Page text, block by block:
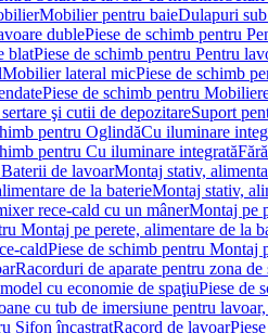
Mobilier pentru baieDulapuri
dublePiese de schimb pentru
blatPiese de schimb pentru Pentru
Mobilier lateral micPiese de schimb
Piese de schimb pentru
şi cutii de depozitareSuport
pentru OglindăCu iluminare
pentru Cu iluminare integrată
de lavoarMontaj stativ,
de la baterieMontaj stativ,
rece-cald cu un mânerMontaj pe
Montaj pe perete, alimentare de la
caldPiese de schimb pentru Montaj
Racorduri de aparate pentru zona
cu economie de spaţiuPiese de
cu tub de imersiune pentru
Sifon încastratRacord de lavoar